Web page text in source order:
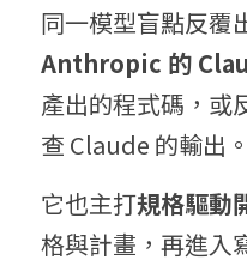
Anthropic 的
產出的程式碼，或
查 Claude 的輸出。
它也主打規格驅動
格與計畫，再進入